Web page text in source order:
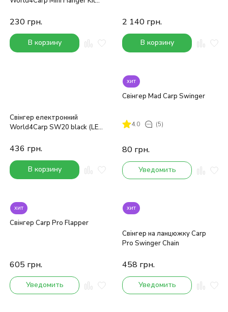
230 грн.
В корзину
2 140 грн.
В корзину
Свінгер електронний
World4Carp SW20 black (LED
436 грн.
В корзину
хит
Свінгер Mad Carp Swinger
4.0 (5)
80 грн.
Уведомить
хит
Свінгер Carp Pro Flapper
605 грн.
Уведомить
хит
Свінгер на ланцюжку Carp
Pro Swinger Chain
458 грн.
Уведомить